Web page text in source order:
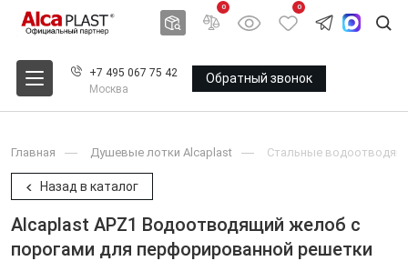
0 0
+7 495 067 75 42
Москва
Обратный звонок
Главная Душевые лотки Alcaplast Стальные
Назад в каталог
Alcaplast APZ1 Водоотводящий желоб с
порогами для перфорированной решетки